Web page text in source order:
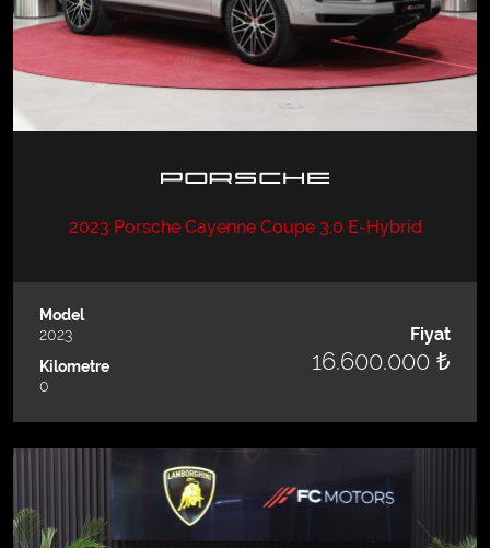
2023 Porsche Cayenne Coupe 3.0 E-Hybrid
Model
2023
Kilometre
0
Fiyat
16.600.000 ₺